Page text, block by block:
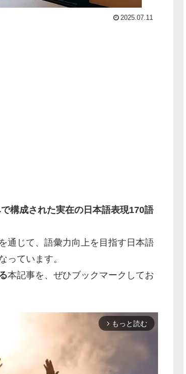
2025.07.11
構成された実在の日本語表現170語
通じて、語彙力向上を目指す日本語
っています。
本記事を、ぜひブックマークしてお
arrow_forward_ios もっと読む